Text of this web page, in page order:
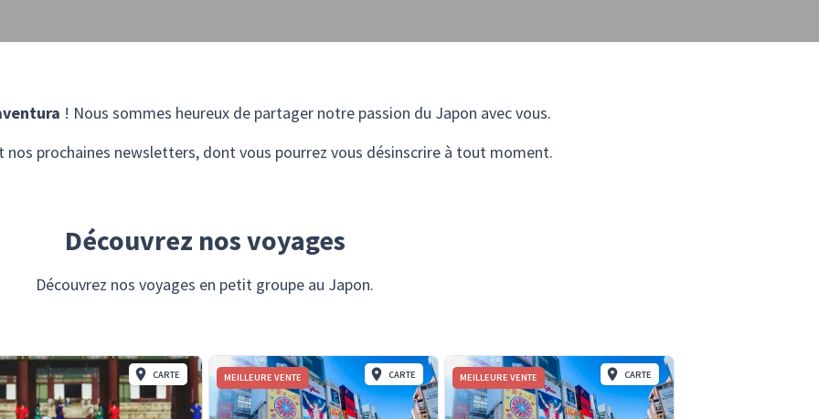
! Nous sommes heureux de partager notre passion du Japon avec vous.
nos prochaines newsletters, dont vous pourrez vous désinscrire à tout moment.
Découvrez nos voyages
Découvrez nos voyages en petit groupe au Japon.
CARTE MEILLEURE VENTE CARTE MEILLEURE VENTE CARTE